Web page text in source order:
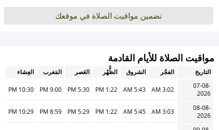
تضمين مواقيت الصلاة في موقعك
مواقيت الصلاة للأيام القادمة
التاريخ الفجْر الشروق الظُّهْر العَصر المَغرب
العِشاء
07-08-
2026
3:02 AM
5:43 AM
1:22 PM
5:30 PM
9:00 PM
10:30 PM
08-08-
2026
3:03 AM
5:45 AM
1:22 PM
5:29 PM
8:59 PM
10:29 PM